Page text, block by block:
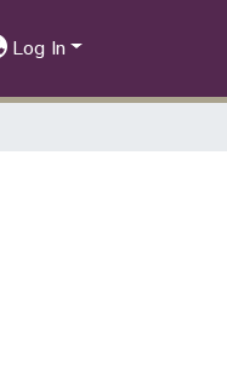
Log In